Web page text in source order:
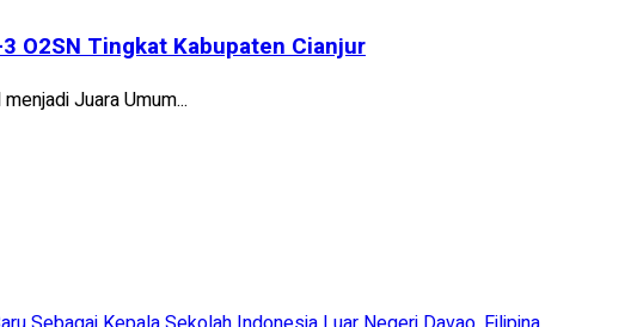
O2SN Tingkat Kabupaten Cianjur
Juara Umum...